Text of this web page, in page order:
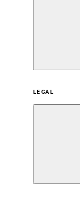
サステ
サステ
LEGAL